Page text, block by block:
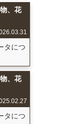
、花
タにつ
、花
タにつ